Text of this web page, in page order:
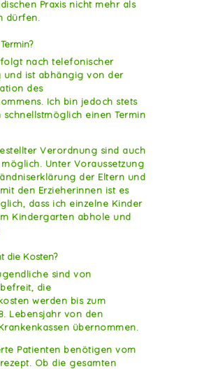
Praxis nicht mehr als
dürfen.
nach telefonischer
und ist abhängig von der
des
Ich bin jedoch stets
schnellstmöglich einen Termin
Verordnung sind auch
möglich. Unter Voraussetzung
der Eltern und
den Erzieherinnen ist es
dass ich einzelne Kinder
Kindergarten abhole und
die Kosten?
sind von
die
werden bis zum
Lebensjahr von den
übernommen.
Patienten benötigen vom
Ob die gesamten